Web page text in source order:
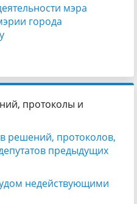
мэра
города
протоколы и
решений, протоколов,
предыдущих
недействующими